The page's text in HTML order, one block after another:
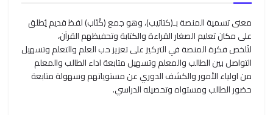
معنى تسمية المنصة بـ(كتاتيب)، وهو جمع (كُتَاب) لفظ قديم يُطلق
على مكان تعليم الصغار القراءة والكتابة وتحفيظهم القرآن،
لتُلخص فكرة المنصة في التركيز على تعزيز حب العلم والتعلم وتسهيل
التواصل بين الطالب والمعلم وتسهيل متابعة اداء الطالب والمعلم
من اولياء الأمور والكشف الدوري عن مستوياتهم وسهولة متابعة
حضور الطالب ومستواه وتحصيله الدراسي.